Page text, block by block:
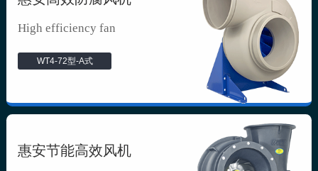
High efficiency fan
WT4-72型-A式
惠安节能高效风机